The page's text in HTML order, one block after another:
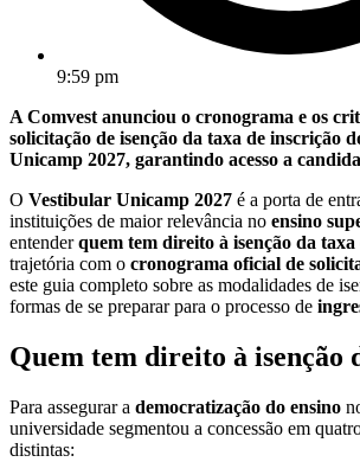
9:59 pm
A Comvest anunciou o cronograma e os
solicitação de isenção da taxa de inscrição
Unicamp 2027, garantindo acesso a
O Vestibular Unicamp 2027 é a porta de
instituições de maior relevância no ensino
entenderquem tem direito à isenção da taxa
trajetória com o cronograma oficial de
este guia completo sobre as modalidades de
formas de se preparar para o processo de
Quem tem direito à isenção
Para assegurar a democratização do ensino
universidade segmentou a concessão em
distintas: